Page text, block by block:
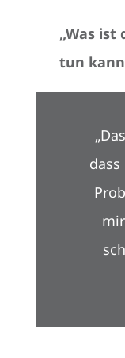
„Was ist
tun
dass